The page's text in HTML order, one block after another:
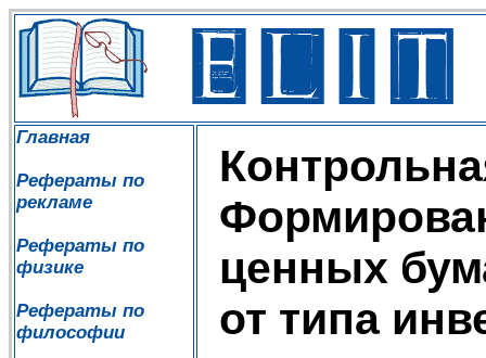
Главная
Рефераты по
рекламе
Рефераты по
физике
Рефераты по
философии
ценных
от типа